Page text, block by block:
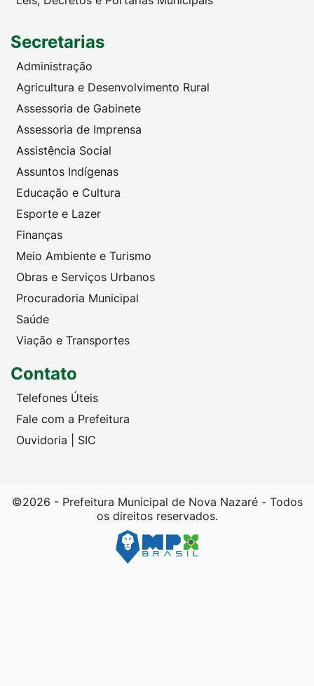
Secretarias
Administração
Agricultura e Desenvolvimento Rural
Assessoria de Gabinete
Assessoria de Imprensa
Assistência Social
Assuntos Indígenas
Educação e Cultura
Esporte e Lazer
Finanças
Meio Ambiente e Turismo
Obras e Serviços Urbanos
Procuradoria Municipal
Saúde
Viação e Transportes
Contato
Telefones Úteis
Fale com a Prefeitura
Ouvidoria | SIC
©2026 - Prefeitura Municipal de Nova Nazaré - Todos
os direitos reservados.